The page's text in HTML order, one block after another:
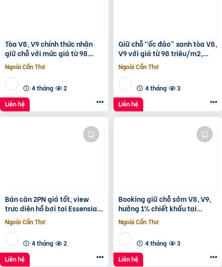
Tòa V8, V9 chính thức nhận
giữ chỗ với mức giá từ 98
triệu/m2, 1% early bird tại
Sunshine Sky City
Ngoài Cần Thơ
4 tháng
2
Liên hệ
Giữ chỗ “ốc đảo” xanh tòa V8,
V9 với giá từ 98 triệu/m2,
hưởng 1% chiết khấu booking
sớm tại
Ngoài Cần Thơ
4 tháng
3
Liên hệ
Bán căn 2PN giá tốt, view
trực diện hồ bơi tại Essensia
Sky với giá chỉ 5,6 tỷ
Ngoài Cần Thơ
4 tháng
2
Liên hệ
Booking giữ chỗ sớm V8, V9,
hưởng 1% chiết khấu tại
Sunshine Sky City để đón đầu
hạ tầng phát triển
Ngoài Cần Thơ
4 tháng
3
Liên hệ